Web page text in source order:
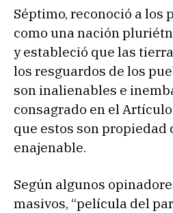
Séptimo, reconoció a los
como una nación
y estableció que las
los resguardos de los
son inalienables e
consagrado en el
que estos son propiedad
enajenable.
Según algunos
masivos, “película del